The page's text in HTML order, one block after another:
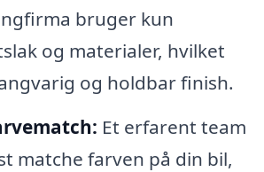
bruger kun
og materialer, hvilket
og holdbar finish.
Et erfarent team
matche farven på din bil,